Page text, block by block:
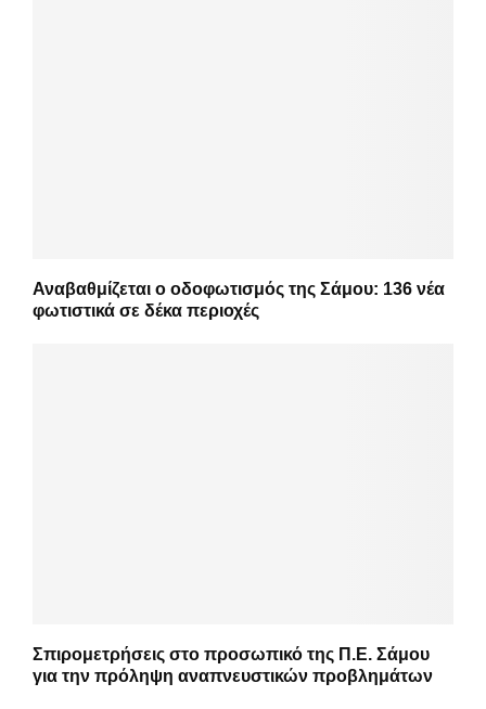
Αναβαθμίζεται ο οδοφωτισμός της Σάμου: 136 νέα
φωτιστικά σε δέκα περιοχές
Σπιρομετρήσεις στο προσωπικό της Π.Ε. Σάμου
για την πρόληψη αναπνευστικών προβλημάτων